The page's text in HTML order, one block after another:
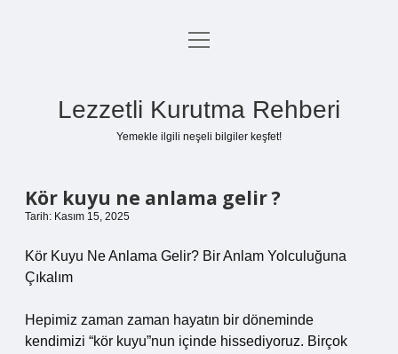
Anasayfa
menüyü
Lezzetli Kurutma Rehberi
Yemekle ilgili neşeli bilgiler keşfet!
Kör kuyu ne anlama gelir ?
Tarih: Kasım 15, 2025
Kör Kuyu Ne Anlama Gelir? Bir Anlam Yolculuğuna
Çıkalım
Hepimiz zaman zaman hayatın bir döneminde
kendimizi “kör kuyu”nun içinde hissediyoruz. Birçok